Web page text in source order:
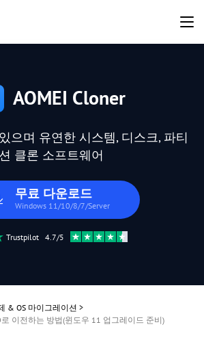
AOMEI Cloner
으며 유연한 시스템, 디스크, 파티
션 클론 소프트웨어
무료 다운로드
Windows 11/10/8/7/Server
Trustpilot 4.7/5
& OS 마이그레이션 >
로 이전하는 방법(윈도우 11 업그레이드 준비)